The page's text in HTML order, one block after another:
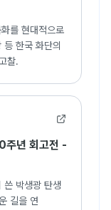
를 현대적으로
한국 화단의
찰.
주년 회고전 -
쓴 박생광 탄생
길을 연